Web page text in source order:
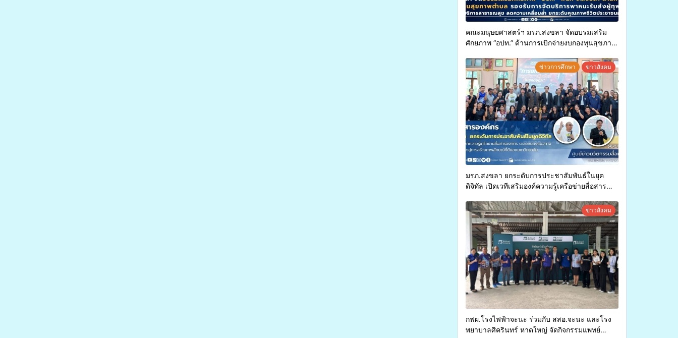
คณะมนุษยศาสตร์ฯ มรภ.สงขลา จัดอบรมเสริม
ศักยภาพ “อปท.” ด้านการเบิกจ่ายงบกองทุนสุขภาพ
ทุพพลภาพเพื่อเข้ารับบริการสาธารณสุข ลดความ
เหลื่อมล้ำ ยกระดับคุณภาพชีวิตประชาชนอย่าง
ยั่งยืน
ข่าวการศึกษา ข่าวสังคม
มรภ.สงขลา ยกระดับการประชาสัมพันธ์ในยุค
ดิจิทัล เปิดเวทีเสริมองค์ความรู้เครือข่ายสื่อสาร
การสร้างภาพลักษณ์ที่ดีของมหาวิทยาลัยข่าวสังคม
กฟผ.โรงไฟฟ้าจะนะ ร่วมกับ สสอ.จะนะ และโรง
พยาบาลศิครินทร์ หาดใหญ่ จัดกิจกรรมแพทย์